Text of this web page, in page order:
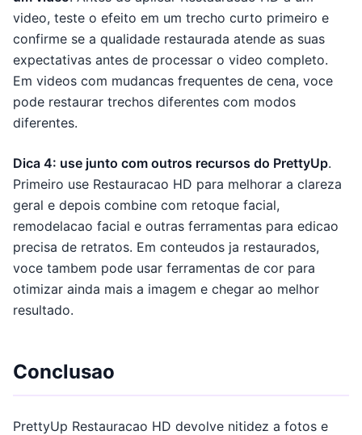
video, teste o efeito em um trecho curto primeiro e
confirme se a qualidade restaurada atende as suas
expectativas antes de processar o video completo.
Em videos com mudancas frequentes de cena, voce
pode restaurar trechos diferentes com modos
diferentes.
Dica 4: use junto com outros recursos do PrettyUp.
Primeiro use Restauracao HD para melhorar a clareza
geral e depois combine com retoque facial,
remodelacao facial e outras ferramentas para edicao
precisa de retratos. Em conteudos ja restaurados,
voce tambem pode usar ferramentas de cor para
otimizar ainda mais a imagem e chegar ao melhor
resultado.
Conclusao
PrettyUp Restauracao HD devolve nitidez a fotos e